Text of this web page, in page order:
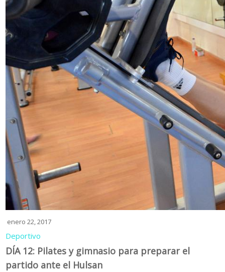
enero 22, 2017
Deportivo
DÍA 12: Pilates y gimnasio para preparar el
partido ante el Hulsan